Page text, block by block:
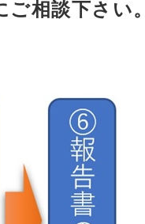
相談下さい。